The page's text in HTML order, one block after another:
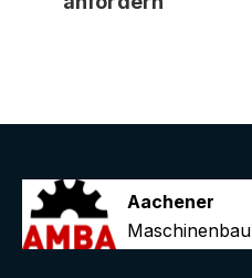
Aachener
Maschinenbau